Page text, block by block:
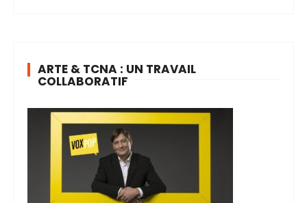
ARTE & TCNA : UN TRAVAIL
COLLABORATIF